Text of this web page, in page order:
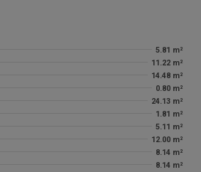
5.81 m²
11.22 m²
14.48 m²
0.80 m²
24.13 m²
1.81 m²
5.11 m²
12.00 m²
8.14 m²
8.14 m²